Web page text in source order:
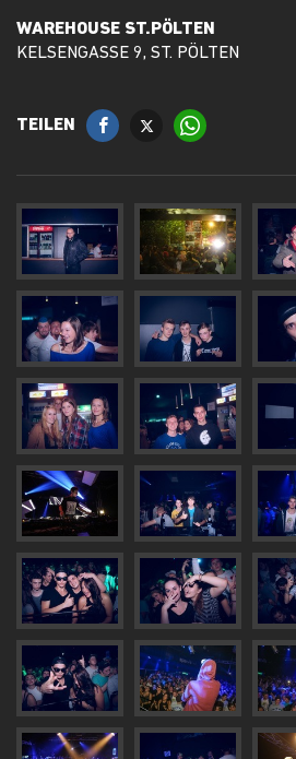
WAREHOUSE ST.PÖLTEN
KELSENGASSE 9, ST. PÖLTEN
TEILEN